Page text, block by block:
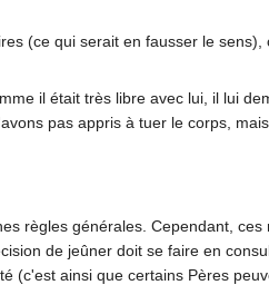
(ce qui serait en fausser le
il était très libre avec lui, il lui
pas appris à tuer le corps,
règles générales. Cependant,
de jeûner doit se faire en
(c'est ainsi que certains Pères